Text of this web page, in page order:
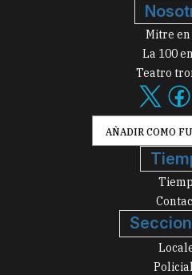
Mitre en
La 100
Teatro
AÑADIR COMO